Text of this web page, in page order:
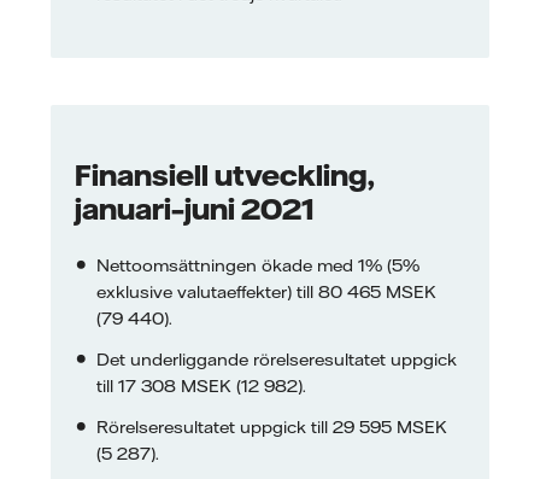
Finansiell utveckling,
januari–juni 2021
Nettoomsättningen ökade med 1% (5%
exklusive valutaeffekter) till 80 465 MSEK
(79 440).
Det underliggande rörelseresultatet uppgick
till 17 308 MSEK (12 982).
Rörelseresultatet uppgick till 29 595 MSEK
(5 287).